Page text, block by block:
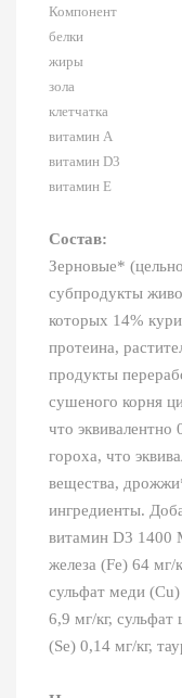
Компонент
белки
жиры
зола
клетчатка
витамин А
витамин D3
витамин Е
Состав:
Зерновые*
субпродукты
которых 14%
протеина,
продукты
сушеного корня
что
гороха, что
вещества,
ингредиенты.
витамин D3 1400
железа (Fe) 64 мг/
сульфат меди
6,9 мг/кг, сульфат
(Se) 0,14 мг/кг,